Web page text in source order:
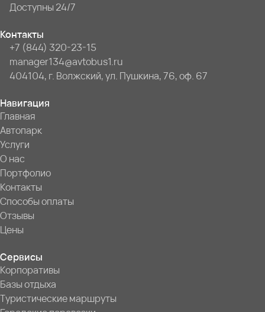
Доступны 24/7
Контакты
+7 (844) 320-23-15
manager134@avtobus1.ru
404104, г. Волжский, ул. Пушкина, 76, оф. 67
Навигация
Главная
Автопарк
Услуги
О нас
Портфолио
Контакты
Способы оплаты
Отзывы
Цены
Сервисы
Корпоративы
Базы отдыха
Туристические маршруты